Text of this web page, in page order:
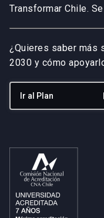
Transformar Chile.
¿Quieres saber más
2030 y cómo
Ir al Plan